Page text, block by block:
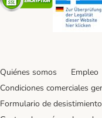
Quiénes somos Empleo
Condiciones comerciales
Formulario de desistimiento